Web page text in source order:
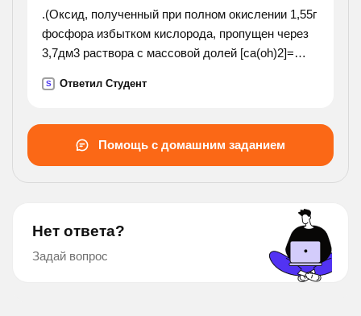
.(Оксид, полученный при полном окислении 1,55г
фосфора избытком кислорода, пропущен через
3,7дм3 раствора с массовой долей [ca(oh)2]=
полученой соли?).
S Ответил Студент
Помощь с домашним заданием
Нет ответа?
Задай вопрос